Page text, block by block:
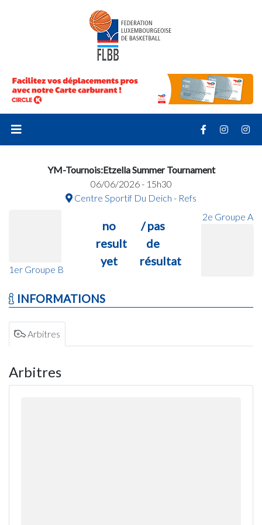
YM-Tournois:Etzella Summer Tournament
06/06/2026 - 15h30
Centre Sportif Du Deich - Refs
1er Groupe B
no
result
yet
/ pas
de
résultat
2e Groupe A
INFORMATIONS
Arbitres
Arbitres